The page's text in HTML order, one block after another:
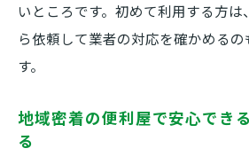
いところです。初めて利用する方
ら依頼して業者の対応を確かめる
す。
地域密着の便利屋で安心でき
る